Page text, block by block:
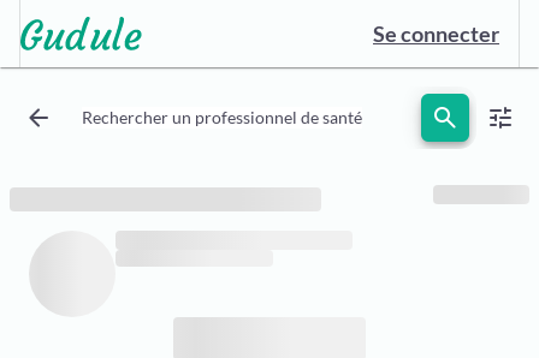
Se connecter
arrow_back Rechercher un professionnel de santé search tune